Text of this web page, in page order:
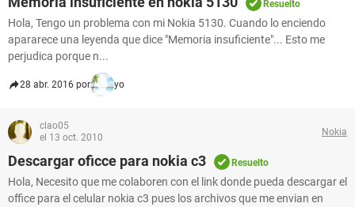
Resuelto
Hola, Tengo un problema con mi Nokia 5130. Cuando lo enciendo
apararece una leyenda que dice "Memoria insuficiente"... Esto me
perjudica porque n...
28 abr. 2016 por yo
clao05
el 13 oct. 2010
Nokia
Descargar oficce para nokia c3 Resuelto
Hola, Necesito que me colaboren con el link donde pueda descargar el
office para el celular nokia c3 pues los archivos que me envian en